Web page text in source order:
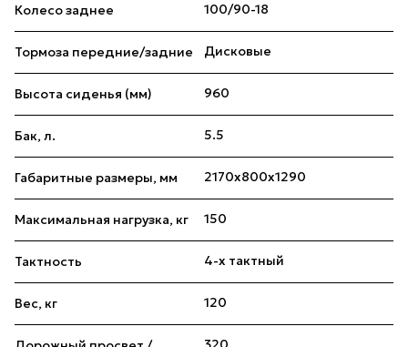
Колесо заднее 100/90-18
Тормоза передние/задние Дисковые
Высота сиденья (мм) 960
Бак, л. 5.5
Габаритные размеры, мм 2170х800х1290
Максимальная нагрузка, кг 150
Тактность 4-х тактный
Вес, кг 120